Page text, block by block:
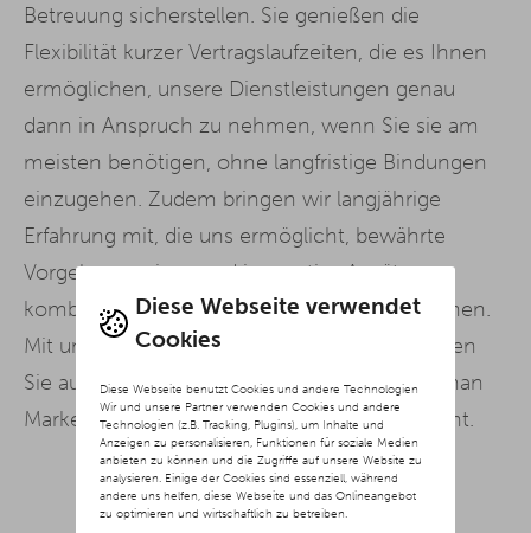
Diese Webseite verwendet
Cookies
Diese Webseite benutzt Cookies und andere Technologien
Wir und unsere Partner verwenden Cookies und andere
Technologien (z.B. Tracking, Plugins), um Inhalte und
Anzeigen zu personalisieren, Funktionen für soziale Medien
anbieten zu können und die Zugriffe auf unsere Website zu
analysieren. Einige der Cookies sind essenziell, während
andere uns helfen, diese Webseite und das Onlineangebot
zu optimieren und wirtschaftlich zu betreiben.
Betreuung sicherstellen. Sie genießen die
Flexibilität kurzer Vertragslaufzeiten, die es Ihnen
ermöglichen, unsere Dienstleistungen genau
dann in Anspruch zu nehmen, wenn Sie sie am
meisten benötigen, ohne langfristige Bindungen
einzugehen. Zudem bringen wir langjährige
Erfahrung mit, die uns ermöglicht, bewährte
Vorgehensweisen und innovative Ansätze zu
kombinieren, um Ihre Ziele effektiv zu erreichen.
Mit unserer Social Media Agentur Hanau setzen
Sie auf einen starken Partner, der weiß, wie man
Marken in der digitalen Welt erfolgreich macht.